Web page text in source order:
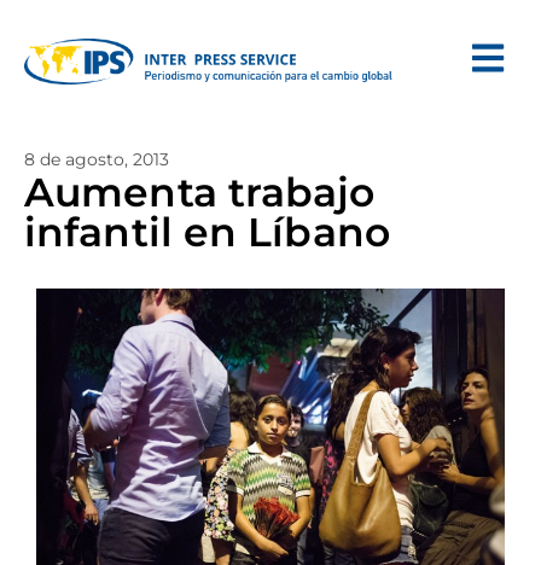
8 de agosto, 2013
Aumenta trabajo
infantil en Líbano